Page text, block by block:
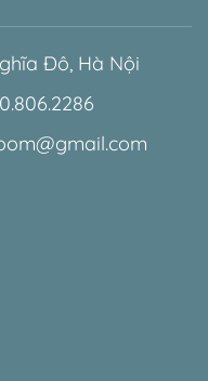
Đô, Hà Nội